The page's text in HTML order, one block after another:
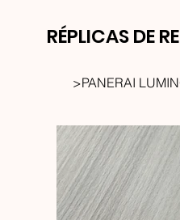
RÉPLICAS DE
>PANERAI